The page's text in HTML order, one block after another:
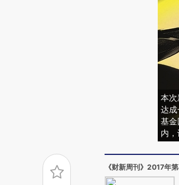
本次
达
基
内，
《财新周刊》2017年